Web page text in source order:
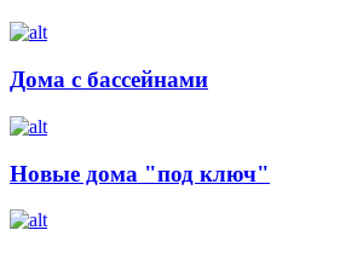
Дома с бассейнами
Новые дома "под ключ"